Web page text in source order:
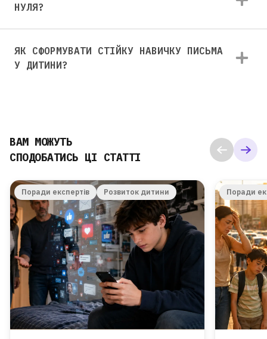
НУЛЯ?
ЯК СФОРМУВАТИ СТІЙКУ НАВИЧКУ ПИСЬМА
У ДИТИНИ?
ВАМ МОЖУТЬ
СПОДОБАТИСЬ ЦІ СТАТТІ
Поради експертів Розвиток дитини Поради